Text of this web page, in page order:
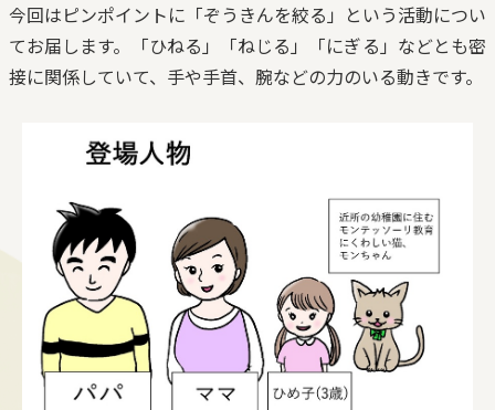
今回はピンポイントに「ぞうきんを絞る」という活動につい
てお届します。「ひねる」「ねじる」「にぎる」などとも密
接に関係していて、手や手首、腕などの力のいる動きです。